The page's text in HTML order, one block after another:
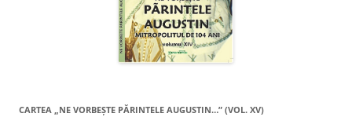
CARTEA „NE VORBEŞTE PĂRINTELE AUGUSTIN…” (VOL. XV)